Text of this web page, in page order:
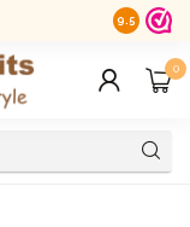
14 dagen
9.5
0